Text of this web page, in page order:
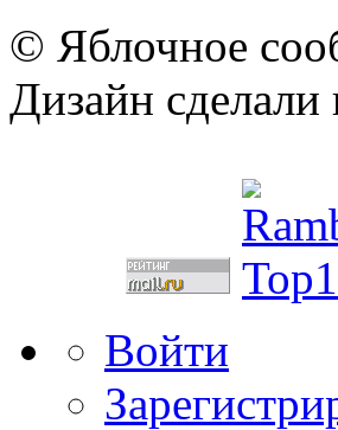
© Яблочное
Дизайн сделали
Войти